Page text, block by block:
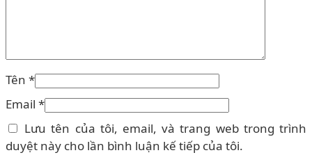
Tên *
Email *
Lưu tên của tôi, email, và trang web trong trình
duyệt này cho lần bình luận kế tiếp của tôi.